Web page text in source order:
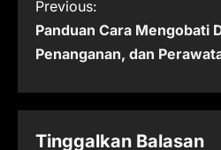
P
o
t
n
Previous:
Panduan Cara Mengobati
Penanganan, dan
Tinggalkan Balasan